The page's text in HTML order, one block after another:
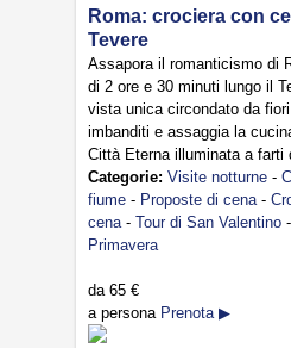
Roma: crociera con
Tevere
Assapora il romanticismo di
di 2 ore e 30 minuti lungo il
vista unica circondato da
imbanditi e assaggia la
Città Eterna illuminata a farti
Categorie: Visite notturne -
fiume - Proposte di cena -
cena - Tour di San Valentino -
Primavera
da 65 €
a persona Prenota ▶